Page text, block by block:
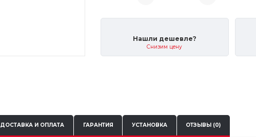
Нашли дешевле?
Снизим цену
ДОСТАВКА И ОПЛАТА ГАРАНТИЯ УСТАНОВКА ОТЗЫВЫ (0)